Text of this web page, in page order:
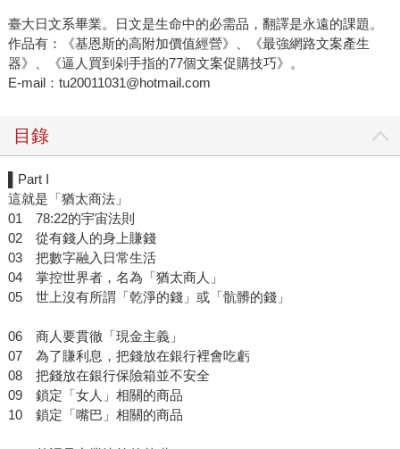
臺大日文系畢業。日文是生命中的必需品，翻譯是永遠的課題。
作品有：《基恩斯的高附加價值經營》、《最強網路文案產生
器》、《逼人買到剁手指的77個文案促購技巧》。
E-mail：tu20011031@hotmail.com
目錄
▌Part I
這就是「猶太商法」
01 78:22的宇宙法則
02 從有錢人的身上賺錢
03 把數字融入日常生活
04 掌控世界者，名為「猶太商人」
05 世上沒有所謂「乾淨的錢」或「骯髒的錢」
06 商人要貫徹「現金主義」
07 為了賺利息，把錢放在銀行裡會吃虧
08 把錢放在銀行保險箱並不安全
09 鎖定「女人」相關的商品
10 鎖定「嘴巴」相關的商品